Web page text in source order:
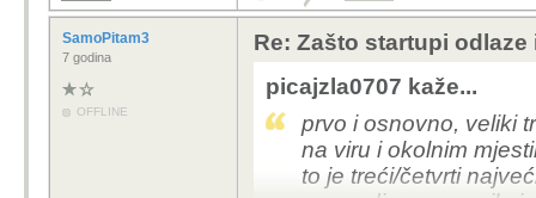
SamoPitam3
7 godina
OFFLINE
Re: Zašto startupi
picajzla0707 kaže...
prvo i osnovno, veliki
na viru i okolnim
to je treći/četvrti